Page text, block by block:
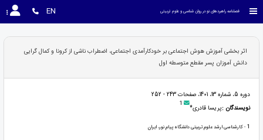
فصلنامه راهبردهای نو در روان شناسی و علوم تربیتی EN
اثر بخشی آموزش هوش اجتماعی بر خودکارآمدی اجتماعی، اضطراب ناشی از کرونا و کمال گرایی
دانش آموزان پسر مقطع متوسطه اول
دوره 5، شماره 13، 1401، صفحات 243 - 252
نویسندگان :پریسا قادری* 1
1 - کارشناسی ارشد علوم تربیتی دانشگاه پیام نور، ایران